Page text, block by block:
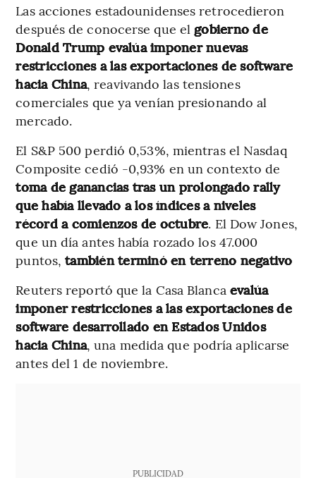
Las acciones estadounidenses retrocedieron
después de conocerse que el gobierno de
Donald Trump evalúa imponer nuevas
restricciones a las exportaciones de software
hacia China, reavivando las tensiones
comerciales que ya venían presionando al
mercado.
El S&P 500 perdió 0,53%, mientras el Nasdaq
Composite cedió -0,93% en un contexto de
toma de ganancias tras un prolongado rally
que había llevado a los índices a niveles
récord a comienzos de octubre. El Dow Jones,
que un día antes había rozado los 47.000
puntos,también terminó en terreno negativo
Reuters reportó que la Casa Blanca evalúa
imponer restricciones a las exportaciones de
software desarrollado en Estados Unidos
hacia China, una medida que podría aplicarse
antes del 1 de noviembre.
PUBLICIDAD